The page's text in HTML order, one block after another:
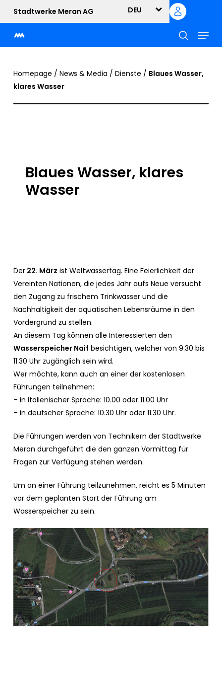
main
content
Stadtwerke Meran AG DEU
suche
Menu
Homepage / News & Media / Dienste / Blaues Wasser,
klares Wasser
Blaues Wasser, klares
Wasser
Der22. März ist Weltwassertag. Eine Feierlichkeit der
Vereinten Nationen, die jedes Jahr aufs Neue versucht
den Zugang zu frischem Trinkwasser und die
Nachhaltigkeit der aquatischen Lebensräume in den
Vordergrund zu stellen.
An diesem Tag können alle Interessierten den
Wasserspeicher Naif besichtigen, welcher von 9.30 bis
11.30 Uhr zugänglich sein wird.
Wer möchte, kann auch an einer der kostenlosen
Führungen teilnehmen:
– in Italienischer Sprache: 10.00 oder 11.00 Uhr
– in deutscher Sprache: 10.30 Uhr oder 11.30 Uhr.
Die Führungen werden von Technikern der Stadtwerke
Meran durchgeführt die den ganzen Vormittag für
Fragen zur Verfügung stehen werden.
Um an einer Führung teilzunehmen, reicht es 5 Minuten
vor dem geplanten Start der Führung am
Wasserspeicher zu sein.